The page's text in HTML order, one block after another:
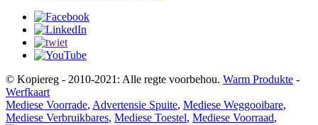
© Kopiereg - 2010-2021: Alle regte voorbehou. Warm Produkte -
Werfkaart
Mediese Voorrade, Advertensie Spuite, Mediese Weggooibare,
Mediese Verbruikbares, Mediese Toestel, Mediese Voorraad,